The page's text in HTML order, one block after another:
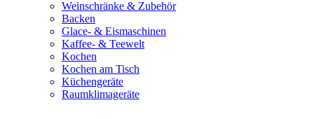
Weinschränke & Zubehör
Backen
Glace- & Eismaschinen
Kaffee- & Teewelt
Kochen
Kochen am Tisch
Küchengeräte
Raumklimageräte